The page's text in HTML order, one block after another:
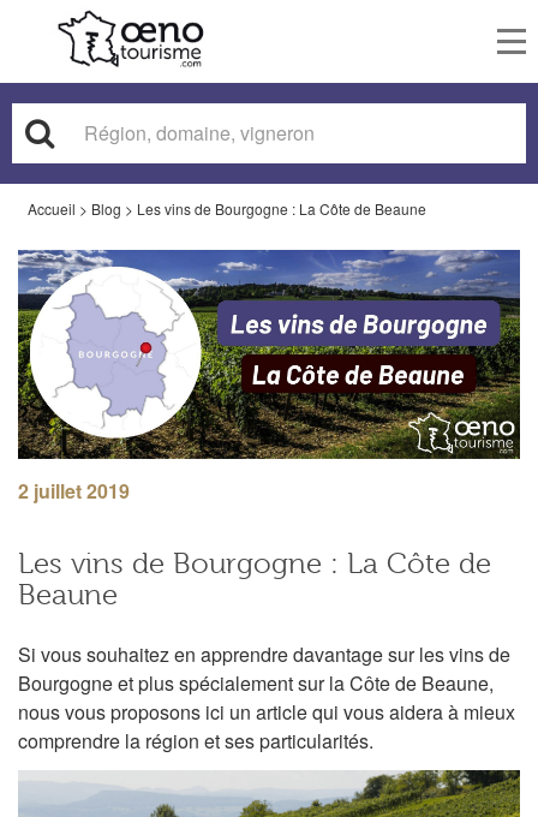
Accueil > Blog > Les vins de Bourgogne : La Côte de Beaune
2 juillet 2019
Les vins de Bourgogne : La Côte de
Beaune
Si vous souhaitez en apprendre davantage sur les vins de
Bourgogne et plus spécialement sur la Côte de Beaune,
nous vous proposons ici un article qui vous aidera à mieux
comprendre la région et ses particularités.